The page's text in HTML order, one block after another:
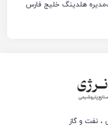
هلدینگ خلیج فارس
، نفت و گاز